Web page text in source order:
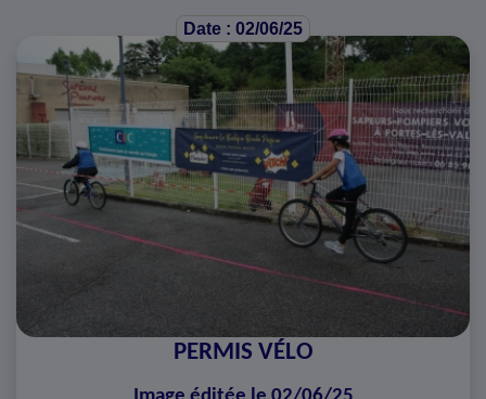
Date : 02/06/25
PERMIS VÉLO